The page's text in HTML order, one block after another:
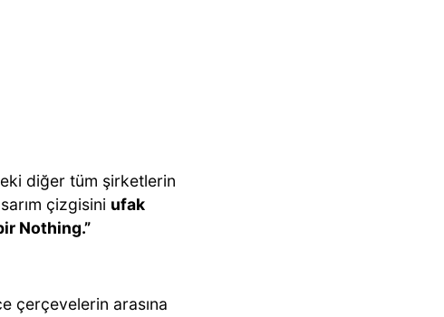
diğer tüm şirketlerin
çizgisini ufak
Nothing.”
çerçevelerin arasına